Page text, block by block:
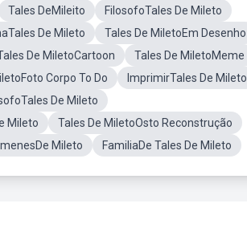
Tales DeMileito
FilosofoTales De Mileto
De Mileto
Tales De MiletoEm Desenho
De MiletoCartoon
Tales De MiletoMeme
Corpo To Do
ImprimirTales De Mileto
De Mileto
Mileto
Tales De MiletoOsto Reconstrução
Mileto FamiliaDe Tales De Mileto